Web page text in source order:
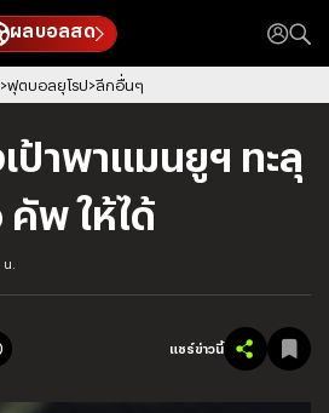
ผลบอลสด
ฟุตบอลยุโรป ลีกอื่นๆ
ป้าพาแมนยูฯ ทะลุ
คัพ ให้ได้
.
แชร์ข่าวนี้